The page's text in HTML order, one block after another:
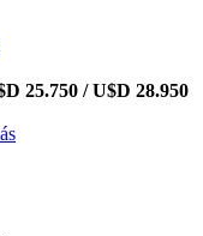
25.750 / U$D 28.950